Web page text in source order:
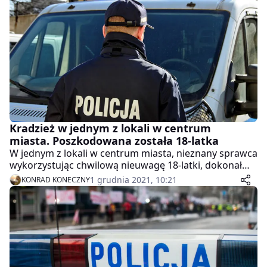
Kradzież w jednym z lokali w centrum
miasta. Poszkodowana została 18-latka
W jednym z lokali w centrum miasta, nieznany sprawca
wykorzystując chwilową nieuwagę 18-latki, dokonał
kradzieży jej torebki z telefonem z komórkowym,
pieniędzmi i rzeczami osobistymi. Straty oszacowane
zostały na kwotę blisko 2000 złotych. Zdarzenie miało
miejsce 28.11.2021 r.
KONRAD KONECZNY1 grudnia 2021, 10:21